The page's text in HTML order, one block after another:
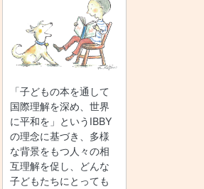
「子どもの本を通して
国際理解を深め、世界
に平和を」というIBBY
の理念に基づき、多様
な背景をもつ人々の相
互理解を促し、どんな
子どもたちにとっても